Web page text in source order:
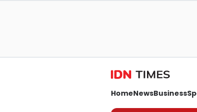
HomeNewsBusiness